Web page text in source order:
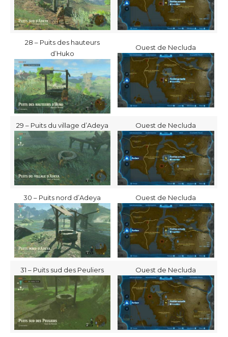
28 – Puits des hauteurs
d’Huko
Ouest de Necluda
29 – Puits du village d’Adeya Ouest de Necluda
30 – Puits nord d’Adeya Ouest de Necluda
31 – Puits sud des Peuliers Ouest de Necluda